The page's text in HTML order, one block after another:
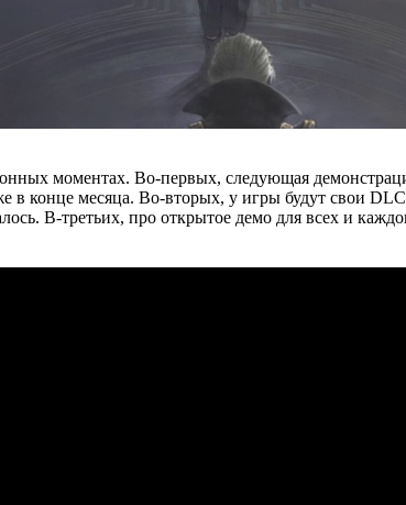
моментах. Во-первых, следующая
в конце месяца. Во-вторых, у игры будут свои
В-третьих, про открытое демо для всех и